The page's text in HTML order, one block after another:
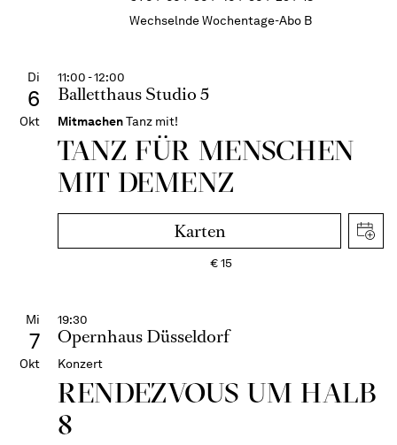
Wechselnde Wochentage-Abo B
Di
6
Okt
11:00 - 12:00
Balletthaus Studio 5
MitmachenTanz mit!
TANZ FÜR MENSCHEN
MIT DEMENZ
Karten
€15
Mi
7
Okt
19:30
Opernhaus Düsseldorf
Konzert
RENDEZVOUS UM HALB
8